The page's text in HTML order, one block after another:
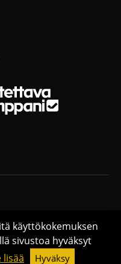
Oy
käyttökokemuksen
sivustoa hyväksyt
lisää Hyväksy